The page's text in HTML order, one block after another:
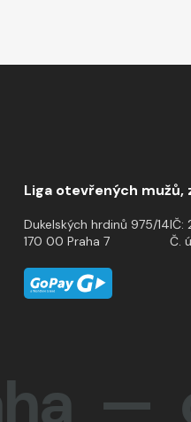
Liga otevřených mužů,
Dukelských hrdinů 975/14
170 00 Praha 7
IČ:
Č.
—